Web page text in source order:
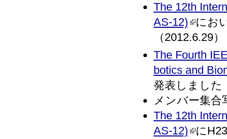
The 12th
AS-12)
にお
（2012.6.29）
The Fourth
botics and
発表しました
メンバー集合
The 12th
AS-12)
に